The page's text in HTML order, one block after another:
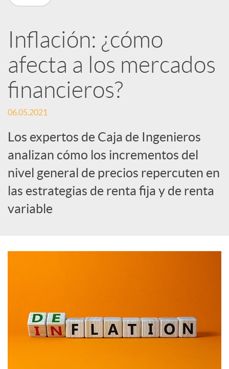
e
d
e
s
S
o
c
Inflación: ¿cómo
afecta a los mercados
financieros?
06.05.2021
Los expertos de Caja de Ingenieros
analizan cómo los incrementos del
nivel general de precios repercuten en
las estrategias de renta fija y de renta
variable